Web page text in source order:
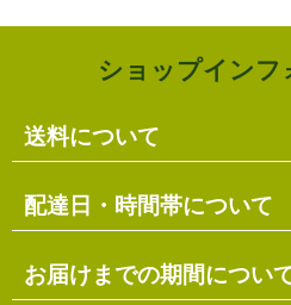
ショップインフ
送料について
単品のみの場合
各商品に記載の送料となり
複数商品の場合
配達日・時間帯について
配達日・配達時間帯のご指定
お届けまでの期間につい